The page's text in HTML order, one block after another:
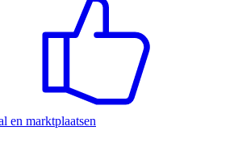
en marktplaatsen